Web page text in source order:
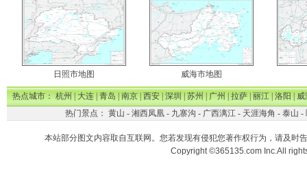
日照市地图 威海市地图
热点城市：杭州|大连|青岛|南京|西安|深圳|苏州|广州|拉萨|丽江|洛阳|威
热门景点： 黄山 - 湘西凤凰- 九寨沟 - 广西漓江- 天涯海角 - 泰山 -
本站部分图文内容取自互联网。您若发现有侵犯您著作权行为，请及时
Copyright ©365135.com Inc.All